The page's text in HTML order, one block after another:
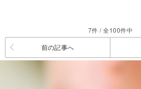
7件 / 全100件中
前の記事へ